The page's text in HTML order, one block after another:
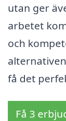
utan ger
arbetet
och
få det
Få 3